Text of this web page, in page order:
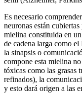
Es necesario
neuronas están
mielina constituida en
de cadena larga como el
la sinapsis o
compone esta mielina
tóxicas como las grasas
refinados), la
y esto dará origen a las